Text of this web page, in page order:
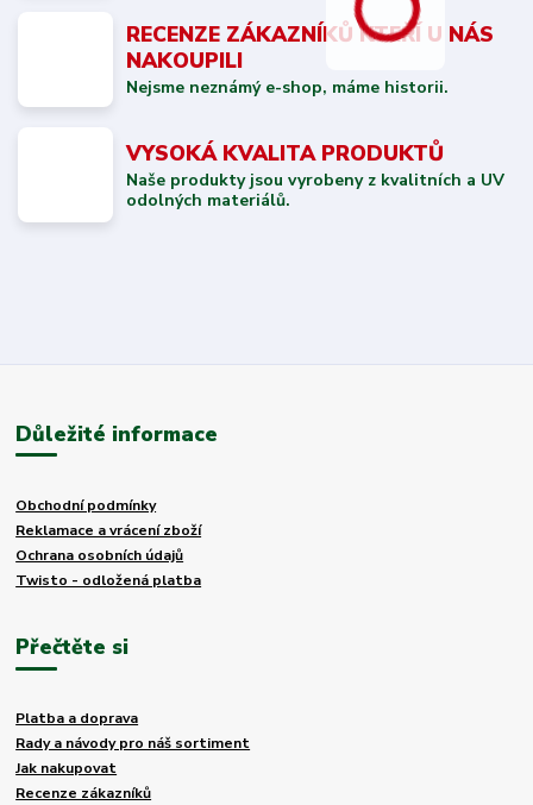
RECENZE ZÁKAZNÍKŮ KTEŘÍ U NÁS
NAKOUPILI
Nejsme neznámý e-shop, máme historii.
VYSOKÁ KVALITA PRODUKTŮ
Naše produkty jsou vyrobeny z kvalitních a UV
odolných materiálů.
Důležité informace
Obchodní podmínky
Reklamace a vrácení zboží
Ochrana osobních údajů
Twisto - odložená platba
Přečtěte si
Platba a doprava
Rady a návody pro náš sortiment
Jak nakupovat
Recenze zákazníků